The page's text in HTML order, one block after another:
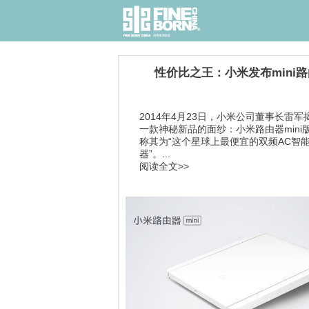
性价比之王：小米发布mini
2014年4月23日，小米公司董事长雷军
一款神秘新品的面纱：小米路由器mini
称其为“这个星球上最便宜的双频AC智
器”。...
阅读全文>>